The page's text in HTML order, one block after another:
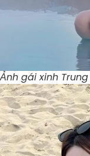
Ảnh gái xinh